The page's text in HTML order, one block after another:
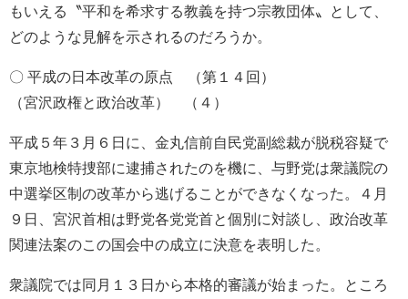
もいえる〝平和を希求する教義を持つ宗教団体〟として、
どのような見解を示されるのだろうか。
〇 平成の日本改革の原点 （第１４回）
（宮沢政権と政治改革） （４）
平成５年３月６日に、金丸信前自民党副総裁が脱税容疑で
東京地検特捜部に逮捕されたのを機に、与野党は衆議院の
中選挙区制の改革から逃げることができなくなった。４月
９日、宮沢首相は野党各党党首と個別に対談し、政治改革
関連法案のこの国会中の成立に決意を表明した。
衆議院では同月１３日から本格的審議が始まった。ところ